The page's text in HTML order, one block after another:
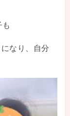
なり、自分